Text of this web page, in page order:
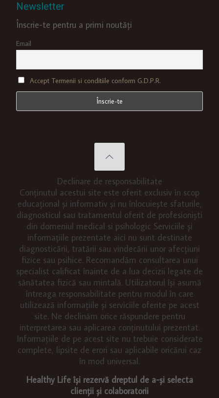
Newsletter
Înscrie-te pentru a primi noutăți
Email
Accept Termenii si conditiile conform G.D.P.R.
Declinare de responsabilitate
Conținutul acestui site este oferit exclusiv în scop
educațional și informativ și nu înlocuiește sfaturile,
diagnosticul sau tratamentul oferit de profesioniști
din domeniul medical si psihologic Serviciile și
informațiile prezentate aici nu sunt destinate
diagnosticării, tratării sau vindecării unor afecțiuni
fizice sau psihice. Recomandăm consultarea unui
specialist calificat înainte de a lua decizii legate de
sănătatea fizică sau mintală. Utilizatorul își asumă
întreaga responsabilitate pentru modul în care
utilizează informațiile și serviciile oferite pe acest
site. Ne declinăm orice răspundere pentru
interpretarea sau aplicarea conținutului prezentat.
Informațiile de pe acest site nu trebuie considerate
complete, lipsite de erori sau aplicabile oricărui caz
în mod universal.
Healthy Life își rezervă dreptul de a-și selecta
clienții și colaboratorii